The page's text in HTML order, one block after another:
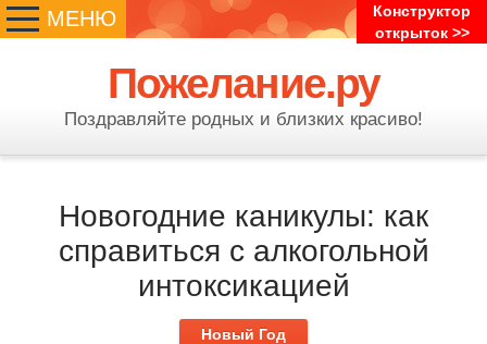
Конструктор
открыток >>
МЕНЮ
Пожелание.ру
Поздравляйте родных и близких красиво!
Новогодние каникулы: как
справиться с алкогольной
интоксикацией
Новый Год